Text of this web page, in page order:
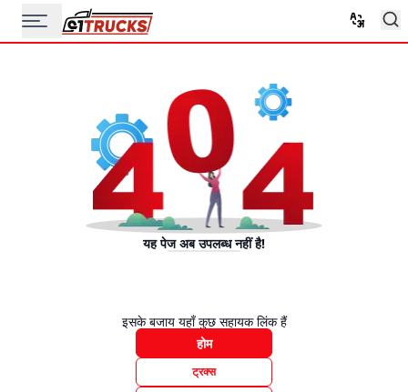
यह पेज अब उपलब्ध नहीं है!
इसके बजाय यहाँ कुछ सहायक लिंक हैं
होम
ट्रक्स